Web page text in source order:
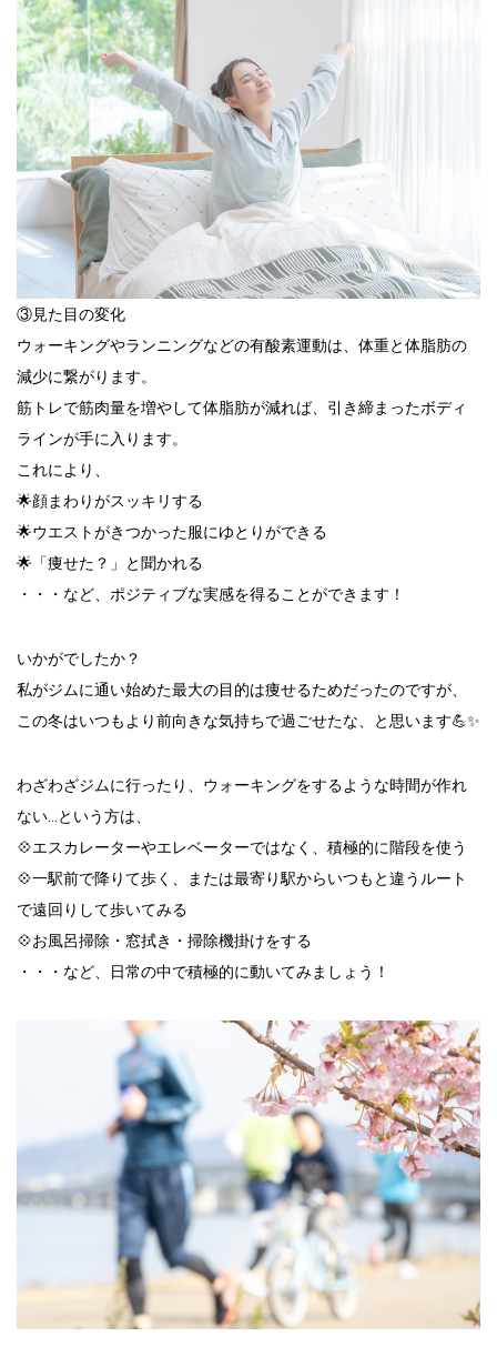
③見た目の変化
ウォーキングやランニングなどの有酸素運動は、体重と体脂肪の
減少に繋がります。
筋トレで筋肉量を増やして体脂肪が減れば、引き締まったボディ
ラインが手に入ります。
これにより、
🌟顔まわりがスッキリする
🌟ウエストがきつかった服にゆとりができる
🌟「痩せた？」と聞かれる
・・・など、ポジティブな実感を得ることができます！
いかがでしたか？
私がジムに通い始めた最大の目的は痩せるためだったのですが、
この冬はいつもより前向きな気持ちで過ごせたな、と思います💪✨
わざわざジムに行ったり、ウォーキングをするような時間が作れ
ない…という方は、
💠エスカレーターやエレベーターではなく、積極的に階段を使う
💠一駅前で降りて歩く、または最寄り駅からいつもと違うルート
で遠回りして歩いてみる
💠お風呂掃除・窓拭き・掃除機掛けをする
・・・など、日常の中で積極的に動いてみましょう！